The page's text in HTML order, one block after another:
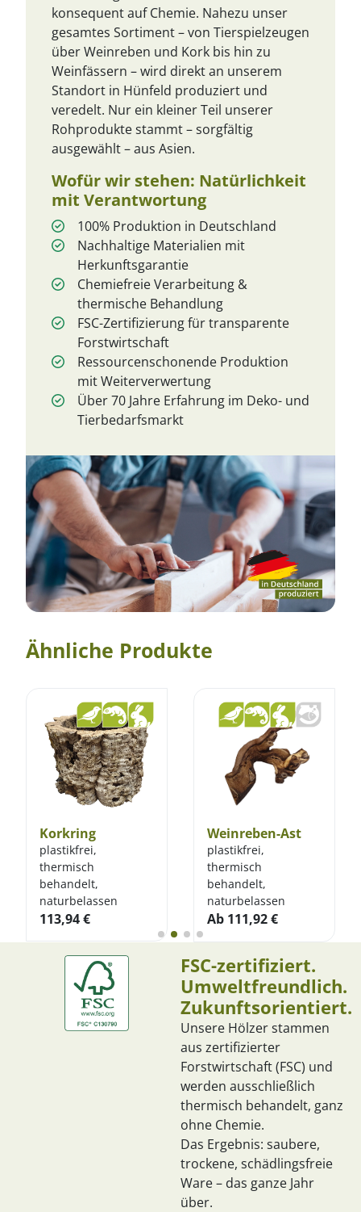
konsequent auf Chemie. Nahezu unser
gesamtes Sortiment – von Tierspielzeugen
über Weinreben und Kork bis hin zu
Weinfässern – wird direkt an unserem
Standort in Hünfeld produziert und
veredelt. Nur ein kleiner Teil unserer
Rohprodukte stammt – sorgfältig
ausgewählt – aus Asien.
Wofür wir stehen: Natürlichkeit
mit Verantwortung
100% Produktion in Deutschland
Nachhaltige Materialien mit
Herkunftsgarantie
Chemiefreie Verarbeitung &
thermische Behandlung
FSC-Zertifizierung für transparente
Forstwirtschaft
Ressourcenschonende Produktion
mit Weiterverwertung
Über 70 Jahre Erfahrung im Deko- und
Tierbedarfsmarkt
Ähnliche Produkte
Korkring
plastikfrei,
thermisch
behandelt,
naturbelassen
113,94€
Weinreben-Ast
plastikfrei,
thermisch
behandelt,
naturbelassen
Ab 111,92€
FSC-zertifiziert.
Umweltfreundlich.
Zukunftsorientiert.
Unsere Hölzer stammen
aus zertifizierter
Forstwirtschaft (FSC) und
werden ausschließlich
thermisch behandelt, ganz
ohne Chemie.
Das Ergebnis: saubere,
trockene, schädlingsfreie
Ware – das ganze Jahr
über.